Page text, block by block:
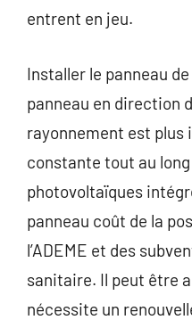
entrent en jeu.
Installer le panneau
panneau en direction
rayonnement est plus
constante tout au
photovoltaïques
panneau coût de la
l’ADEME et des
sanitaire. Il peut être
nécessite un